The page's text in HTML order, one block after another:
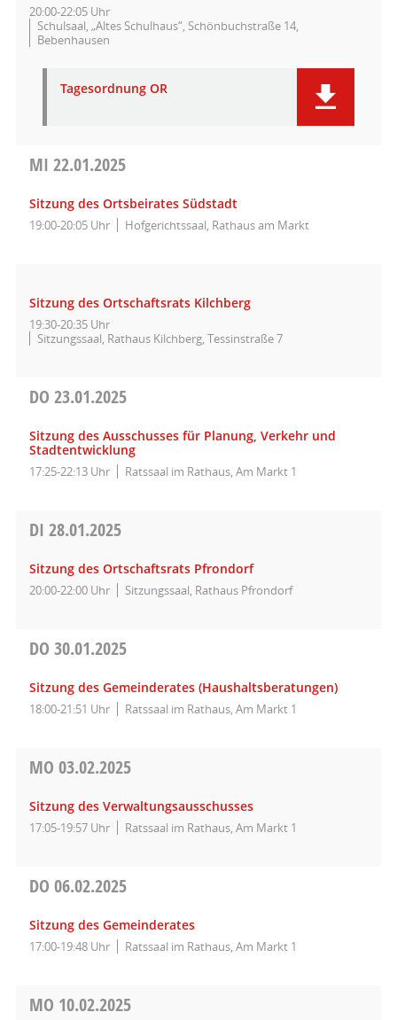
20:00-22:05 Uhr
Schulsaal, „Altes Schulhaus“, Schönbuchstraße 14,
Bebenhausen
Tagesordnung OR
MI 22.01.2025
Sitzung des Ortsbeirates Südstadt
19:00-20:05 Uhr Hofgerichtssaal, Rathaus am Markt
Sitzung des Ortschaftsrats Kilchberg
19:30-20:35 Uhr
Sitzungssaal, Rathaus Kilchberg, Tessinstraße 7
DO 23.01.2025
Sitzung des Ausschusses für Planung, Verkehr und
Stadtentwicklung
17:25-22:13 Uhr Ratssaal im Rathaus, Am Markt 1
DI 28.01.2025
Sitzung des Ortschaftsrats Pfrondorf
20:00-22:00 Uhr Sitzungssaal, Rathaus Pfrondorf
DO 30.01.2025
Sitzung des Gemeinderates (Haushaltsberatungen)
18:00-21:51 Uhr Ratssaal im Rathaus, Am Markt 1
MO 03.02.2025
Sitzung des Verwaltungsausschusses
17:05-19:57 Uhr Ratssaal im Rathaus, Am Markt 1
DO 06.02.2025
Sitzung des Gemeinderates
17:00-19:48 Uhr Ratssaal im Rathaus, Am Markt 1
MO 10.02.2025